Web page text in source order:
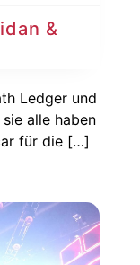
&
Ledger und
alle haben
für die […]